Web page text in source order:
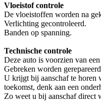
Vloeistof controle
De vloeistoffen worden na
Verlichting gecontroleerd.
Banden op spanning.
Technische controle
Deze auto is voorzien van
Gebreken worden
U krijgt bij aanschaf te horen
toekomst, denk aan een
Zo weet u bij aanschaf direct